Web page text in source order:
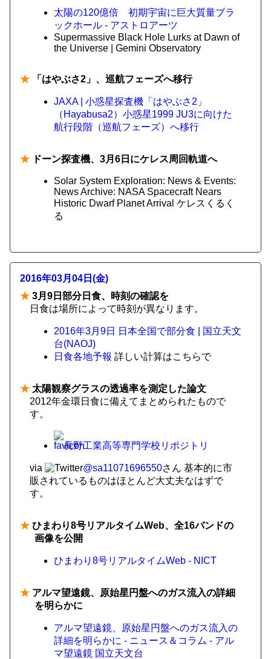
太陽の120億倍 初期宇宙に巨大質量ブラ
ックホール - アストロアーツ
Supermassive Black Hole Lurks at Dawn of
the Universe | Gemini Observatory
★ 「はやぶさ2」、巡航フェーズへ移行
JAXA | 小惑星探査機「はやぶさ2」
（Hayabusa2）小惑星1999 JU3に向けた
航行段階（巡航フェーズ）へ移行
★ ドーン探査機、3月6日にケレス周回軌道へ
Solar System Exploration: News & Events:
News Archive: NASA Spacecraft Nears
Historic Dwarf Planet Arrival ケレスくるく
る
2016年03月04日(金)
★ 3月9日部分日食、時刻の確認を
日食は場所によって時刻が異なります。
2016年3月9日 日本全国で部分食 | 国立天文
台(NAOJ)
日食各地予報 詳しい計算はこちらで
★ 太陽観察グラスの透過率を測定した論文
2012年金環日食に備えてまとめられたもので
す。
長野工業高等専門学校リポジトリ
via @sa11071696550さん 基本的に市
販されているものはほとんど大丈夫なはずで
す。
★ ひまわり8号リアルタイムWeb、全16バンドの
画像を公開
ひまわり8号リアルタイムWeb - NICT
★ アルマ望遠鏡、原始星円盤へのガス流入の詳細
を明らかに
アルマ望遠鏡、原始星円盤へのガス流入の
詳細を明らかに - ニュース＆コラム - アル
マ望遠鏡 国立天文台